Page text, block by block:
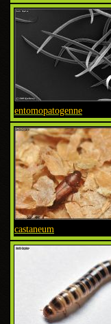
entomopatogenne
castaneum